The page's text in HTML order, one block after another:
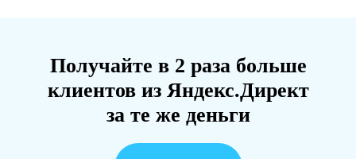
Получайте в 2 раза больше
клиентов из Яндекс.Директ
за те же деньги